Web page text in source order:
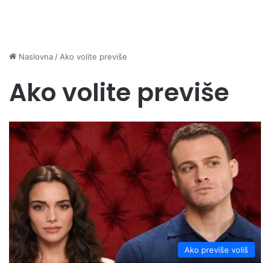
Naslovna / Ako volite previše
Ako volite previše
Ako previše voliš